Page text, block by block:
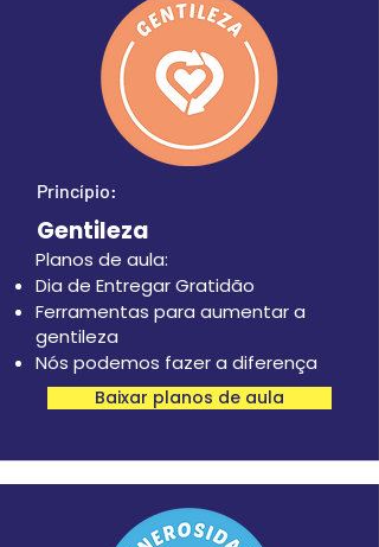
Princípio:
Gentileza
Planos de aula:
Dia de Entregar Gratidão
Ferramentas para aumentar a
gentileza
Nós podemos fazer a diferença
Baixar planos de aula